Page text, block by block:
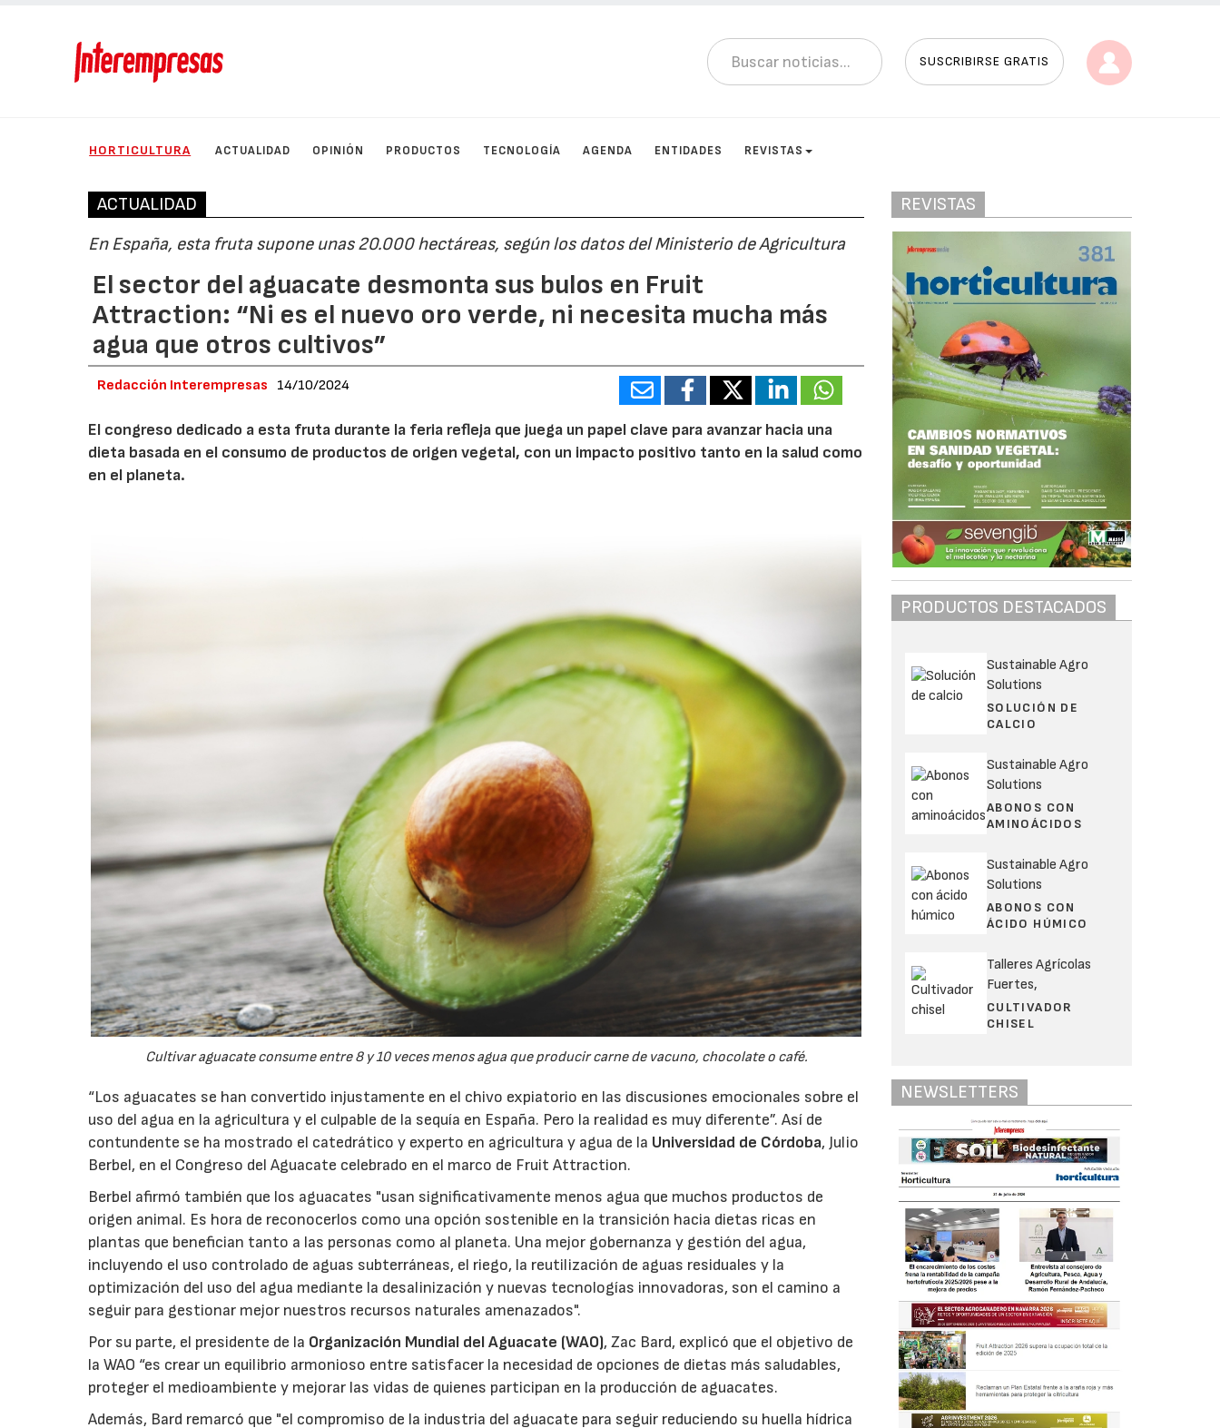
SUSCRIBIRSE GRATIS
HORTICULTURA ACTUALIDAD OPINIÓN PRODUCTOS TECNOLOGÍA AGENDA ENTIDADES REVISTAS
ACTUALIDAD
En España, esta fruta supone unas 20.000 hectáreas, según los datos del Ministerio de Agricultura
El sector del aguacate desmonta sus bulos en Fruit
Attraction: “Ni es el nuevo oro verde, ni necesita mucha más
agua que otros cultivos”
Redacción Interempresas 14/10/2024
El congreso dedicado a esta fruta durante la feria refleja que juega un papel clave para avanzar hacia una
dieta basada en el consumo de productos de origen vegetal, con un impacto positivo tanto en la salud como
en el planeta.
Cultivar aguacate consume entre 8 y 10 veces menos agua que producir carne de vacuno, chocolate o café.
“Los aguacates se han convertido injustamente en el chivo expiatorio en las discusiones emocionales sobre el
uso del agua en la agricultura y el culpable de la sequía en España. Pero la realidad es muy diferente”. Así de
contundente se ha mostrado el catedrático y experto en agricultura y agua de la Universidad de Córdoba, Julio
Berbel, en el Congreso del Aguacate celebrado en el marco de Fruit Attraction.
Berbel afirmó también que los aguacates "usan significativamente menos agua que muchos productos de
origen animal. Es hora de reconocerlos como una opción sostenible en la transición hacia dietas ricas en
plantas que benefician tanto a las personas como al planeta. Una mejor gobernanza y gestión del agua,
incluyendo el uso controlado de aguas subterráneas, el riego, la reutilización de aguas residuales y la
optimización del uso del agua mediante la desalinización y nuevas tecnologías innovadoras, son el camino a
seguir para gestionar mejor nuestros recursos naturales amenazados".
Por su parte, el presidente de la Organización Mundial del Aguacate (WAO), Zac Bard, explicó que el objetivo de
la WAO “es crear un equilibrio armonioso entre satisfacer la necesidad de opciones de dietas más saludables,
proteger el medioambiente y mejorar las vidas de quienes participan en la producción de aguacates.
Además, Bard remarcó que "el compromiso de la industria del aguacate para seguir reduciendo su huella hídrica
REVISTAS
PRODUCTOS DESTACADOS
Sustainable Agro
Solutions
SOLUCIÓN DE
CALCIO
Sustainable Agro
Solutions
ABONOS CON
AMINOÁCIDOS
Sustainable Agro
Solutions
ABONOS CON
ÁCIDO HÚMICO
Talleres Agrícolas
Fuertes,
CULTIVADOR
CHISEL
NEWSLETTERS